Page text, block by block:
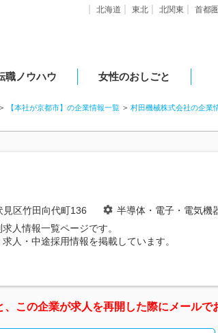
北海道 東北 北関東 首都
職ノウハウ 女性のおしごと
【本社が京都市】の企業情報一覧
村田機械株式会社の企業
区竹田向代町136
半導体・電子・電気機
人情報一覧ページです。
人・中途採用情報を掲載しています。
、この企業が求人を再開した際にメールで